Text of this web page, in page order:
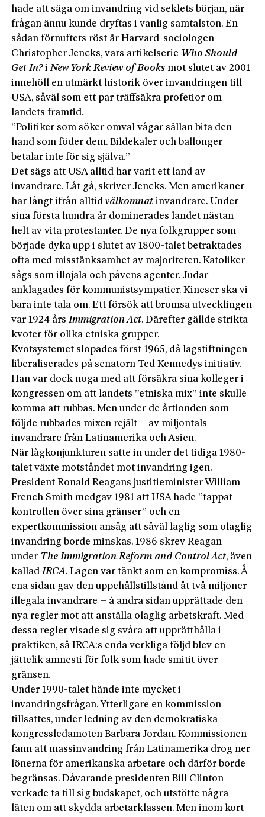
hade att säga om invandring vid seklets början, när
frågan ännu kunde dryftas i vanlig samtalston. En
sådan förnuftets röst är ­Harvard-sociologen
Christopher Jencks, vars artikelserie Who Should
Get In?iNew York Review of Books mot slutet av 2001
innehöll en utmärkt historik över invandringen till
USA, såväl som ett par träffsäkra profetior om
landets framtid.
”Politiker som söker omval vågar sällan bita den
hand som föder dem. Bildekaler och ballonger
betalar inte för sig själva.”
Det sägs att USA alltid har varit ett land av
invandrare. Låt gå, skriver Jencks. Men amerikaner
har långt ifrån alltidvälkomnat invandrare. Under
sina första hundra år dominerades landet nästan
helt av vita protestanter. De nya folkgrupper som
började dyka upp i slutet av 1800-talet betraktades
ofta med misstänksamhet av majoriteten. Katoliker
sågs som illojala och påvens agenter. Judar
anklagades för kommunistsympatier. Kineser ska vi
bara inte tala om. Ett försök att bromsa utvecklingen
var 1924 årsImmigration Act. Därefter gällde strikta
kvoter för olika etniska grupper.
Kvotsystemet slopades först 1965, då lagstiftningen
liberaliserades på senatorn Ted Kennedys initiativ.
Han var dock noga med att försäkra sina kolleger i
kongressen om att landets ”etniska mix” inte skulle
komma att rubbas. Men under de årtionden som
följde rubbades mixen rejält – av miljontals
invandrare från Latinamerika och Asien.
När lågkonjunkturen satte in under det tidiga 1980-
talet växte motståndet mot invandring igen.
President Ronald Reagans justitieminister William
French Smith medgav 1981 att USA hade ”tappat
kontrollen över sina gränser” och en
expertkommission ansåg att såväl laglig som olaglig
invandring borde minskas. 1986 skrev Reagan
under The Immigration Reform and Control Act, även
kalladIRCA. Lagen var tänkt som en kompromiss. Å
ena sidan gav den uppehållstillstånd åt två miljoner
illegala invandrare – å andra sidan upprättade den
nya regler mot att anställa olaglig arbetskraft. Med
dessa regler visade sig svåra att upprätthålla i
praktiken, så IRCA:s enda verkliga följd blev en
jättelik amnesti för folk som hade smitit över
gränsen.
Under 1990-talet hände inte mycket i
invandringsfrågan. Ytterligare en kommission
tillsattes, under ledning av den demokratiska
kongress­ledamoten Barbara Jordan. Kommissionen
fann att massinvandring från Latinamerika drog ner
lönerna för amerikanska arbetare och därför borde
begränsas. Dåvarande presidenten Bill Clinton
verkade ta till sig budskapet, och utstötte några
läten om att skydda arbetarklassen. Men inom kort